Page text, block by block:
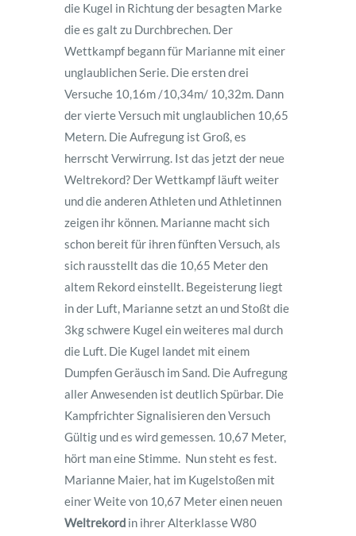
die Kugel in Richtung der besagten Marke
die es galt zu Durchbrechen. Der
Wettkampf begann für Marianne mit einer
unglaublichen Serie. Die ersten drei
Versuche 10,16m /10,34m/ 10,32m. Dann
der vierte Versuch mit unglaublichen 10,65
Metern. Die Aufregung ist Groß, es
herrscht Verwirrung. Ist das jetzt der neue
Weltrekord? Der Wettkampf läuft weiter
und die anderen Athleten und Athletinnen
zeigen ihr können. Marianne macht sich
schon bereit für ihren fünften Versuch, als
sich rausstellt das die 10,65 Meter den
altem Rekord einstellt. Begeisterung liegt
in der Luft, Marianne setzt an und Stoßt die
3kg schwere Kugel ein weiteres mal durch
die Luft. Die Kugel landet mit einem
Dumpfen Geräusch im Sand. Die Aufregung
aller Anwesenden ist deutlich Spürbar. Die
Kampfrichter Signalisieren den Versuch
Gültig und es wird gemessen. 10,67 Meter,
hört man eine Stimme. Nun steht es fest.
Marianne Maier, hat im Kugelstoßen mit
einer Weite von 10,67 Meter einen neuen
Weltrekordin ihrer Alterklasse W80